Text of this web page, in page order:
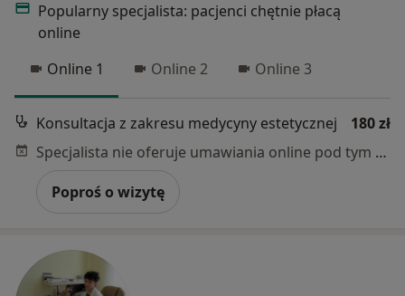
Popularny specjalista: pacjenci chętnie płacą
online
Online 1
Online 2 Online 3
Konsultacja z zakresu medycyny estetycznej
180 zł
Specjalista nie oferuje umawiania online pod tym adresem.
Poproś o wizytę